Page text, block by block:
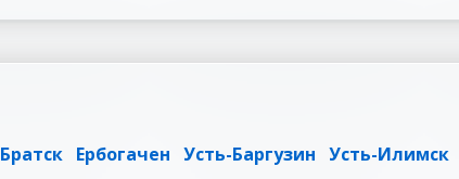
Братск Ербогачен Усть-Баргузин Усть-Илимск